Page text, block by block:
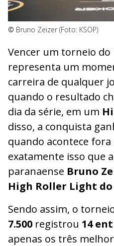
© Bruno Zeizer (Foto: KSOP)
Vencer um torneio do
representa um
carreira de qualquer
quando o resultado
dia da série, em um
disso, a conquista
quando acontece fora
exatamente isso que
paranaense Bruno
High Roller Light do
Sendo assim, o
7.500 registrou 14
apenas os três